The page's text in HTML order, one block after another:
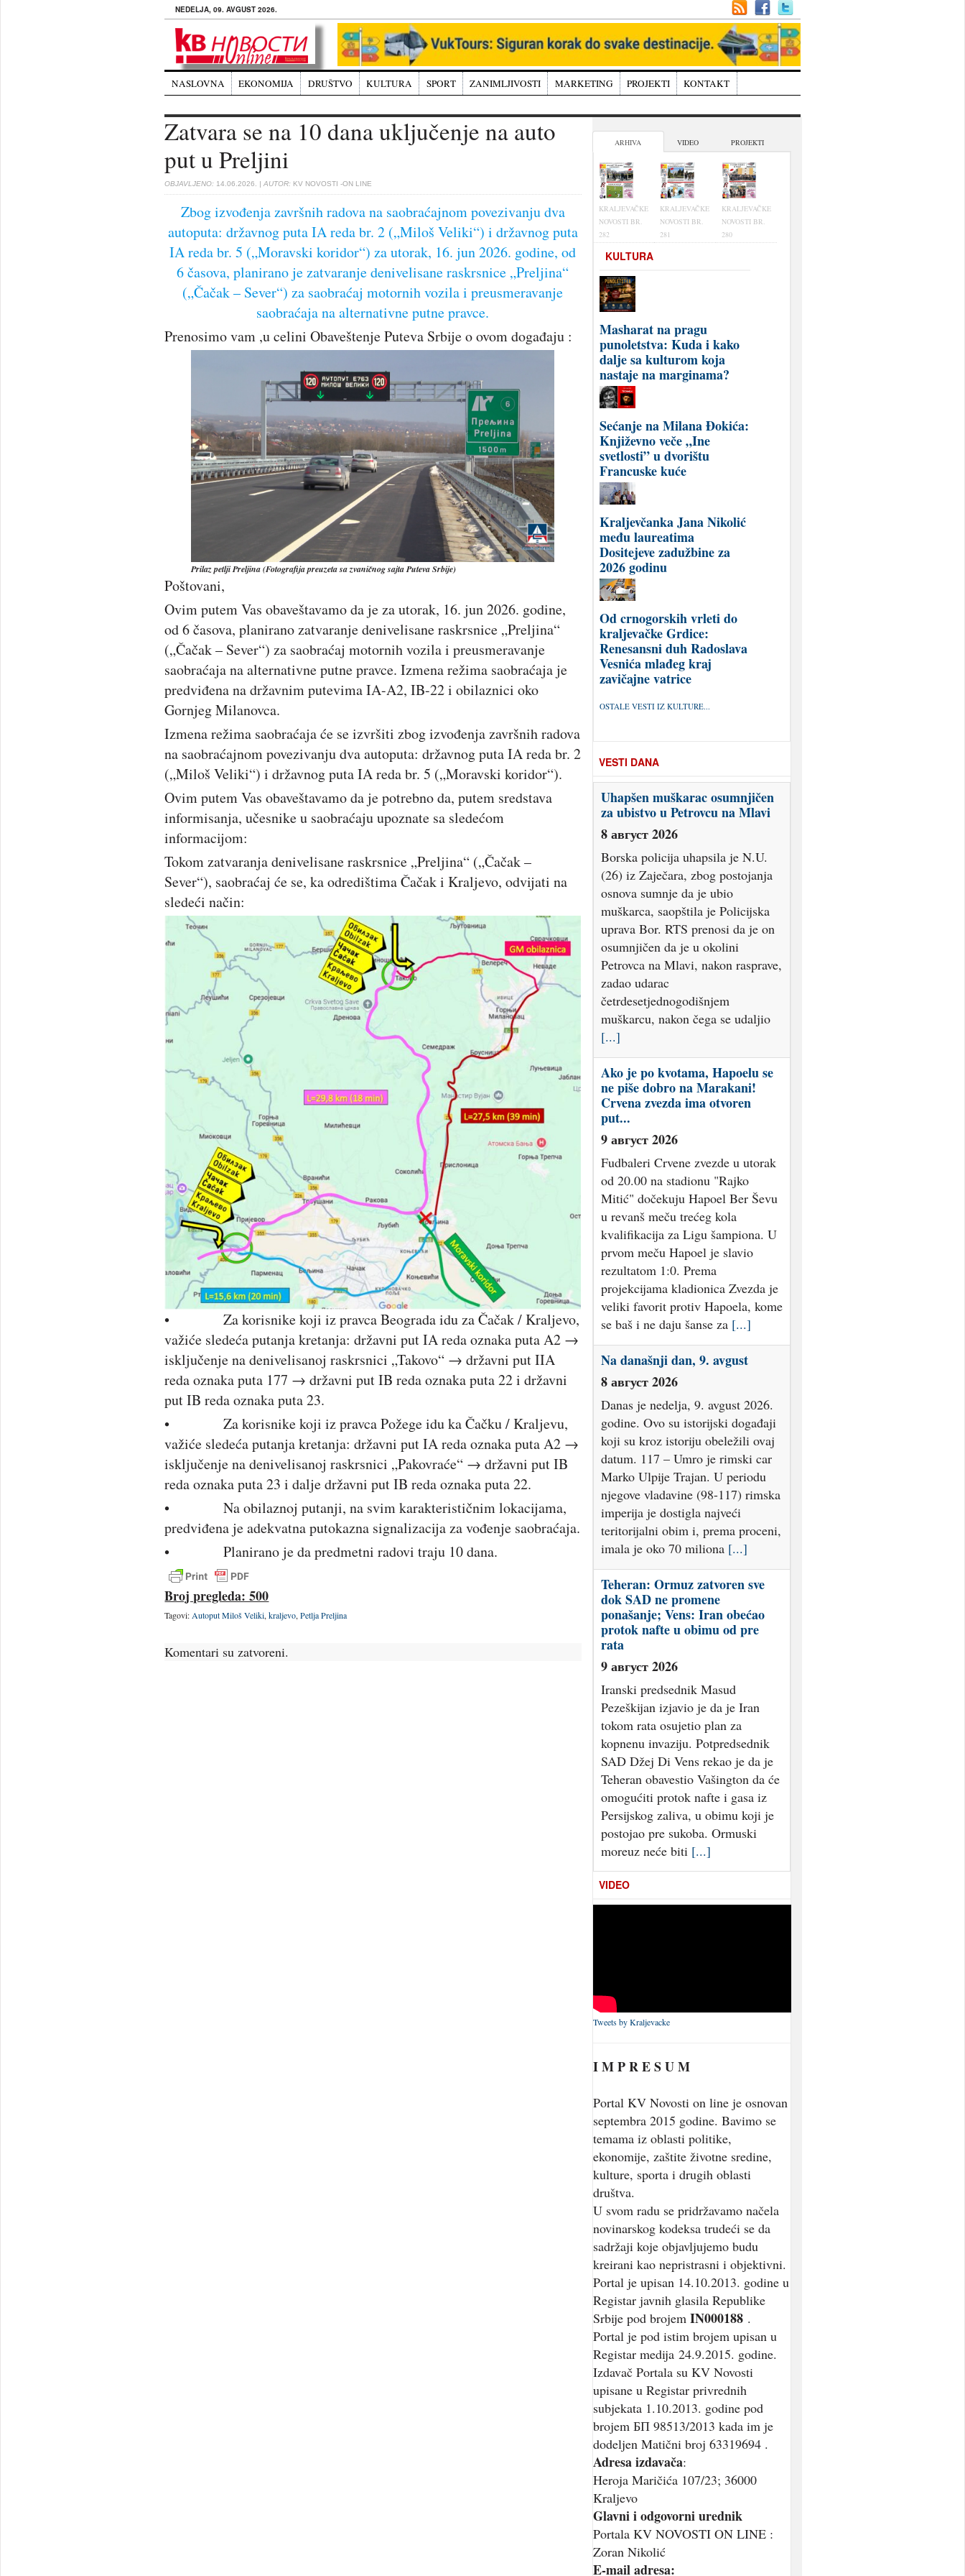
NEDELJA, 09. AVGUST 2026.
NASLOVNA EKONOMIJA DRUŠTVO KULTURA SPORT ZANIMLJIVOSTI MARKETING PROJEKTI KONTAKT
Zatvara se na 10 dana uključenje na auto
put u Preljini
OBJAVLJENO: 14.06.2026. | AUTOR: KV NOVOSTI -ON LINE
Zbog izvođenja završnih radova na saobraćajnom povezivanju dva
autoputa: državnog puta IA reda br. 2 („Miloš Veliki“) i državnog puta
IA reda br. 5 („Moravski koridor“) za utorak, 16. jun 2026. godine, od
6 časova, planirano je zatvaranje denivelisane raskrsnice „Preljina“
(„Čačak – Sever“) za saobraćaj motornih vozila i preusmeravanje
saobraćaja na alternativne putne pravce.
Prenosimo vam ,u celini Obaveštenje Puteva Srbije o ovom događaju :
Prilaz petlji Preljina (Fotografija preuzeta sa zvaničnog sajta Puteva Srbije)
Poštovani,
Ovim putem Vas obaveštavamo da je za utorak, 16. jun 2026. godine,
od 6 časova, planirano zatvaranje denivelisane raskrsnice „Preljina“
(„Čačak – Sever“) za saobraćaj motornih vozila i preusmeravanje
saobraćaja na alternativne putne pravce. Izmena režima saobraćaja je
predviđena na državnim putevima IA-A2, IB-22 i obilaznici oko
Gornjeg Milanovca.
Izmena režima saobraćaja će se izvršiti zbog izvođenja završnih radova
na saobraćajnom povezivanju dva autoputa: državnog puta IA reda br. 2
(„Miloš Veliki“) i državnog puta IA reda br. 5 („Moravski koridor“).
Ovim putem Vas obaveštavamo da je potrebno da, putem sredstava
informisanja, učesnike u saobraćaju upoznate sa sledećom
informacijom:
Tokom zatvaranja denivelisane raskrsnice „Preljina“ („Čačak –
Sever“), saobraćaj će se, ka odredištima Čačak i Kraljevo, odvijati na
sledeći način:
• Za korisnike koji iz pravca Beograda idu za Čačak / Kraljevo,
važiće sledeća putanja kretanja: državni put IA reda oznaka puta A2 →
isključenje na denivelisanoj raskrsnici „Takovo“ → državni put IIA
reda oznaka puta 177 → državni put IB reda oznaka puta 22 i državni
put IB reda oznaka puta 23.
• Za korisnike koji iz pravca Požege idu ka Čačku / Kraljevu,
važiće sledeća putanja kretanja: državni put IA reda oznaka puta A2 →
isključenje na denivelisanoj raskrsnici „Pakovraće“ → državni put IB
reda oznaka puta 23 i dalje državni put IB reda oznaka puta 22.
• Na obilaznoj putanji, na svim karakterističnim lokacijama,
predviđena je adekvatna putokazna signalizacija za vođenje saobraćaja.
• Planirano je da predmetni radovi traju 10 dana.
Broj pregleda: 500
Tagovi: Autoput Miloš Veliki,kraljevo,Petlja Preljina
Komentari su zatvoreni.
ARHIVA VIDEO PROJEKTI
KRALJEVAČKE
NOVOSTI BR.
282
KRALJEVAČKE
NOVOSTI BR.
281
KRALJEVAČKE
NOVOSTI BR.
280
KULTURA
Masharat na pragu
punoletstva: Kuda i kako
dalje sa kulturom koja
nastaje na marginama?
Sećanje na Milana Đokića:
Književno veče „Ine
svetlosti” u dvorištu
Francuske kuće
Kraljevčanka Jana Nikolić
među laureatima
Dositejeve zadužbine za
2026 godinu
Od crnogorskih vrleti do
kraljevačke Grdice:
Renesansni duh Radoslava
Vesnića mlađeg kraj
zavičajne vatrice
OSTALE VESTI IZ KULTURE...
VESTI DANA
Uhapšen muškarac osumnjičen
za ubistvo u Petrovcu na Mlavi
8 август 2026
Borska policija uhapsila je N.U.
(26) iz Zaječara, zbog postojanja
osnova sumnje da je ubio
muškarca, saopštila je Policijska
uprava Bor. RTS prenosi da je on
osumnjičen da je u okolini
Petrovca na Mlavi, nakon rasprave,
zadao udarac
četrdesetjednogodišnjem
muškarcu, nakon čega se udaljio
[...]
Ako je po kvotama, Hapoelu se
ne piše dobro na Marakani!
Crvena zvezda ima otvoren
put...
9 август 2026
Fudbaleri Crvene zvezde u utorak
od 20.00 na stadionu "Rajko
Mitić" dočekuju Hapoel Ber Ševu
u revanš meču trećeg kola
kvalifikacija za Ligu šampiona. U
prvom meču Hapoel je slavio
rezultatom 1:0. Prema
projekcijama kladionica Zvezda je
veliki favorit protiv Hapoela, kome
se baš i ne daju šanse za [...]
Na današnji dan, 9. avgust
8 август 2026
Danas je nedelja, 9. avgust 2026.
godine. Ovo su istorijski događaji
koji su kroz istoriju obeležili ovaj
datum. 117 – Umro je rimski car
Marko Ulpije Trajan. U periodu
njegove vladavine (98-117) rimska
imperija je dostigla najveći
teritorijalni obim i, prema proceni,
imala je oko 70 miliona [...]
Teheran: Ormuz zatvoren sve
dok SAD ne promene
ponašanje; Vens: Iran obećao
protok nafte u obimu od pre
rata
9 август 2026
Iranski predsednik Masud
Pezeškijan izjavio je da je Iran
tokom rata osujetio plan za
kopnenu invaziju. Potpredsednik
SAD Džej Di Vens rekao je da je
Teheran obavestio Vašington da će
omogućiti protok nafte i gasa iz
Persijskog zaliva, u obimu koji je
postojao pre sukoba. Ormuski
moreuz neće biti [...]
VIDEO
Tweets by Kraljevacke
I M P R E S U M
Portal KV Novosti on line je osnovan
septembra 2015 godine. Bavimo se
temama iz oblasti politike,
ekonomije, zaštite životne sredine,
kulture, sporta i drugih oblasti
društva.
U svom radu se pridržavamo načela
novinarskog kodeksa trudeći se da
sadržaji koje objavljujemo budu
kreirani kao nepristrasni i objektivni.
Portal je upisan 14.10.2013. godine u
Registar javnih glasila Republike
Srbije pod brojem IN000188.
Portal je pod istim brojem upisan u
Registar medija 24.9.2015. godine.
Izdavač Portala su KV Novosti
upisane u Registar privrednih
subjekata 1.10.2013. godine pod
brojem БП 98513/2013 kada im je
dodeljen Matični broj 63319694 .
Adresa izdavača:
Heroja Maričića 107/23; 36000
Kraljevo
Glavni i odgovorni urednik
Portala KV NOVOSTI ON LINE :
Zoran Nikolić
E-mail adresa: